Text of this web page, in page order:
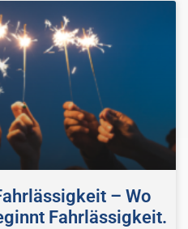
– Wo
Fahrlässigkeit.